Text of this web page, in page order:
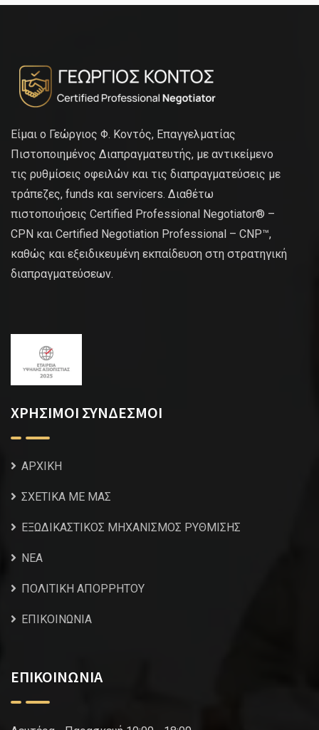
Είμαι ο Γεώργιος Φ. Κοντός, Επαγγελματίας
Πιστοποιημένος Διαπραγματευτής, με αντικείμενο
τις ρυθμίσεις οφειλών και τις διαπραγματεύσεις με
τράπεζες, funds και servicers. Διαθέτω
πιστοποιήσεις Certified Professional Negotiator® –
CPN και Certified Negotiation Professional – CNP™,
καθώς και εξειδικευμένη εκπαίδευση στη στρατηγική
διαπραγματεύσεων.
ΧΡΗΣΙΜΟΙ ΣΥΝΔΕΣΜΟΙ
ΑΡΧΙΚΗ
ΣΧΕΤΙΚΑ ΜΕ ΜΑΣ
ΕΞΩΔΙΚΑΣΤΙΚΟΣ ΜΗΧΑΝΙΣΜΟΣ ΡΥΘΜΙΣΗΣ
NEA
ΠΟΛΙΤΙΚΗ ΑΠΟΡΡΗΤΟΥ
ΕΠΙΚΟΙΝΩΝΙΑ
ΕΠΙΚΟΙΝΩΝΙΑ